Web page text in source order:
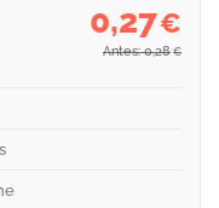
0,27€
Antes: 0,28 €